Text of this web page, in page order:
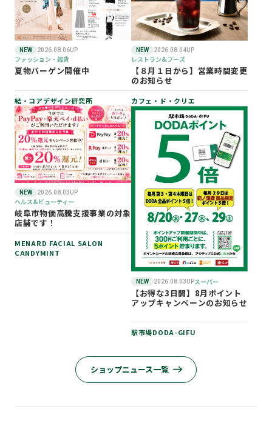
NEW 2026.08.06UP
ファッション・雑貨
夏物バーゲン開催中
結・コアデザイン研究所
NEW 2026.08.04UP
レストラン&フーズ
【８月１日から】営業時間変更
のお知らせ
カフェ・ド・クリエ
NEW 2026.08.03UP
ヘルス&ビューティー
岐阜市物価高騰支援事業の対象
店舗です！
MENARD FACIAL SALON
CANDYMINT
NEW 2026.08.03UPスーパー
【お得な3日間】8月ポイント
アップキャンペーンのお知らせ
駅市場DODA-GIFU
ショップニュース一覧